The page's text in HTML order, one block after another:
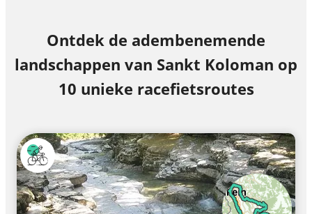
Ontdek de adembenemende
landschappen van Sankt Koloman op
10 unieke racefietsroutes